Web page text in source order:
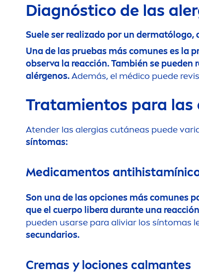
Diagnóstico de las
Suele ser realizado por un
Una de las pruebas más comunes es la
observa la reacción. También se
alérgenos.Además, el médico puede
Tratamientos para las
Atender las alergias cutáneas puede
síntomas:
Medicamentos
Son una de las opciones más comunes
que el cuerpo libera durante una
pueden usarse para aliviar los síntomas
secundarios.
Cremas y lociones calmantes